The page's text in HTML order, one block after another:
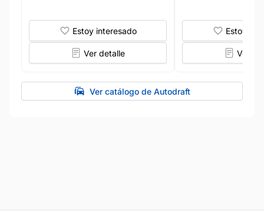
Estoy interesado
Ver detalle
Estoy
Ver
Ver catálogo de Autodraft